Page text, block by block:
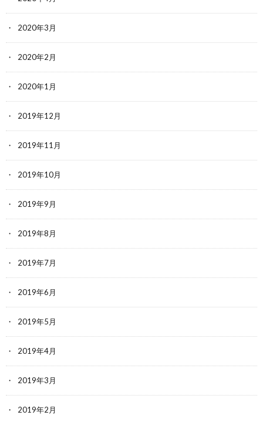
2020年3月
2020年2月
2020年1月
2019年12月
2019年11月
2019年10月
2019年9月
2019年8月
2019年7月
2019年6月
2019年5月
2019年4月
2019年3月
2019年2月